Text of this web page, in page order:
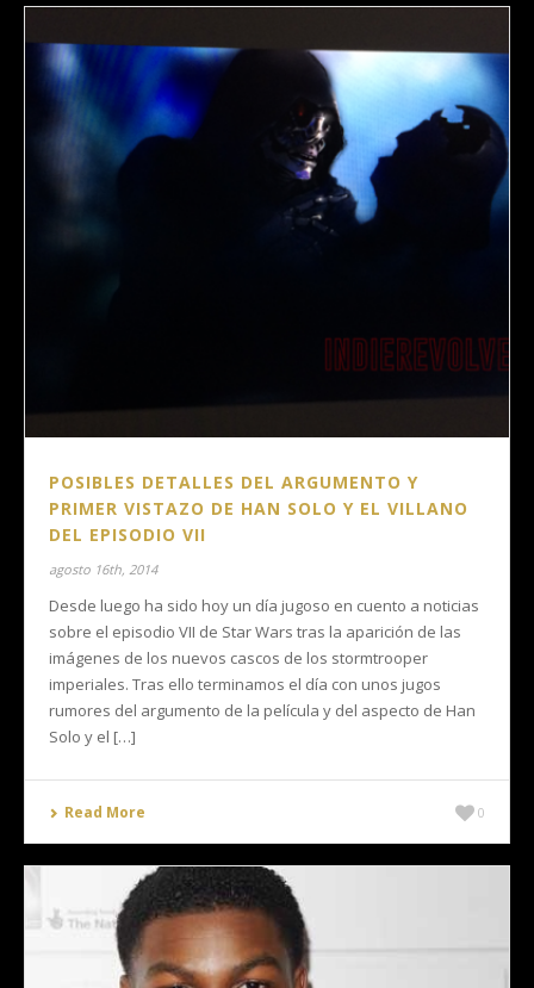
POSIBLES DETALLES DEL ARGUMENTO Y
PRIMER VISTAZO DE HAN SOLO Y EL VILLANO
DEL EPISODIO VII
agosto 16th, 2014
Desde luego ha sido hoy un día jugoso en cuento a noticias
sobre el episodio VII de Star Wars tras la aparición de las
imágenes de los nuevos cascos de los stormtrooper
imperiales. Tras ello terminamos el día con unos jugos
rumores del argumento de la película y del aspecto de Han
Solo y el […]
Read More 0